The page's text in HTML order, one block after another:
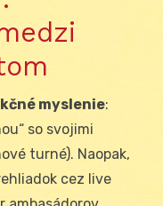
myslenie:
so svojimi
turné). Naopak,
cez live